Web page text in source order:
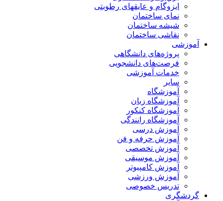
ایزوگام و عایقهای رطوبتی
نمای ساختمان
شیشه ساختمان
نقاشی ساختمان
آموزشی
پروژه‌های دانشگاهی
فرصت‌های دانشجویی
خدمات آموزشی
سایر
آموزشگاه
آموزشگاه زبان
آموزشگاه کنکور
آموزشگاه رانندگی
آموزش درسی
آموزش حرفه و فن
آموزش تخصصی
آموزش موسیقی
آموزش کامپیوتر
آموزش ورزشی
تدریس خصوصی
گردشگری